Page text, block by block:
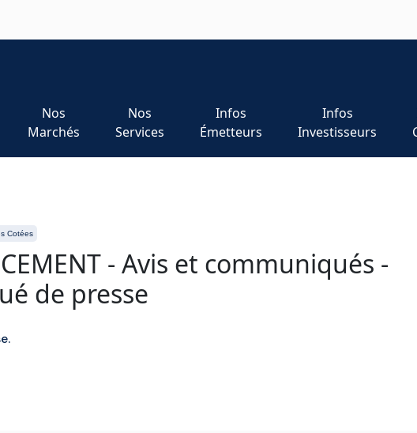
Nos
Marchés
Nos
Services
Infos
Émetteurs
Infos
Investisseurs
Cotées
CEMENT - Avis et communiqués -
de presse